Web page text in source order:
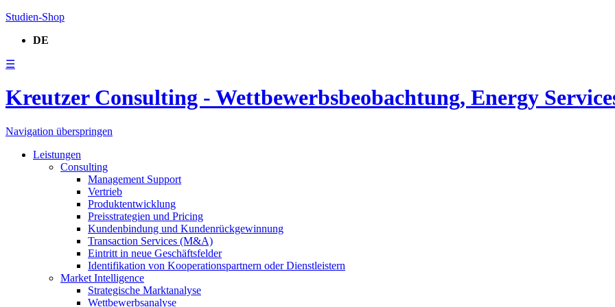
Studien-Shop
DE
☰
Kreutzer Consulting - Wettbewerbsbeobachtung, Energy
Navigation überspringen
Leistungen
Consulting
Management Support
Vertrieb
Produktentwicklung
Preisstrategien und Pricing
Kundenbindung und Kundenrückgewinnung
Transaction Services (M&A)
Eintritt in neue Geschäftsfelder
Identifikation von Kooperationspartnern oder Dienstleistern
Market Intelligence
Strategische Marktanalyse
Wettbewerbsanalyse